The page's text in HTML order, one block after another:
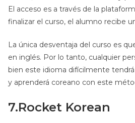
El acceso es a través de la
finalizar el curso, el alumno recibe
La única desventaja del curso es
en inglés. Por lo tanto, cualquier
bien este idioma difícilmente
y aprenderá coreano con este
7.Rocket Korean